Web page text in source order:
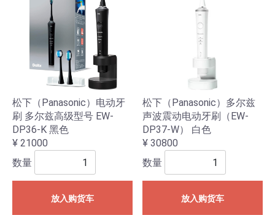
松下（Panasonic）电动牙
刷 多尔兹高级型号 EW-
DP36-K 黑色
¥ 21000
数量
放入购货车
松下（Panasonic）多尔兹
声波震动电动牙刷（EW-
DP37-W） 白色
¥ 30800
数量
放入购货车